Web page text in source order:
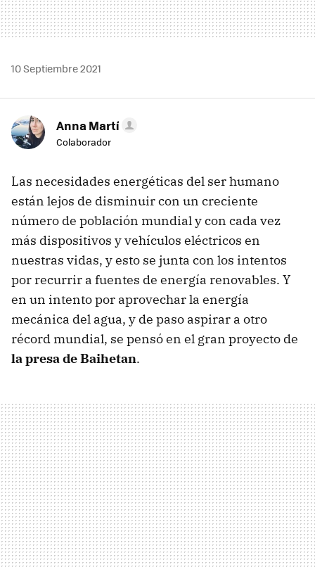
10 Septiembre 2021
Anna Martí
Colaborador
Las necesidades energéticas del ser humano
están lejos de disminuir con un creciente
número de población mundial y con cada vez
más dispositivos y vehículos eléctricos en
nuestras vidas, y esto se junta con los intentos
por recurrir a fuentes de energía renovables. Y
en un intento por aprovechar la energía
mecánica del agua, y de paso aspirar a otro
récord mundial, se pensó en el gran proyecto de
la presa de Baihetan.